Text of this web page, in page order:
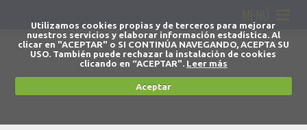
Utilizamos cookies propias y de terceros para mejorar
nuestros servicios y elaborar información estadística. Al
clicar en "ACEPTAR" o SI CONTINÚA NAVEGANDO, ACEPTA SU
USO. También puede rechazar la instalación de cookies
clicando en “ACEPTAR". Leer más
Aceptar